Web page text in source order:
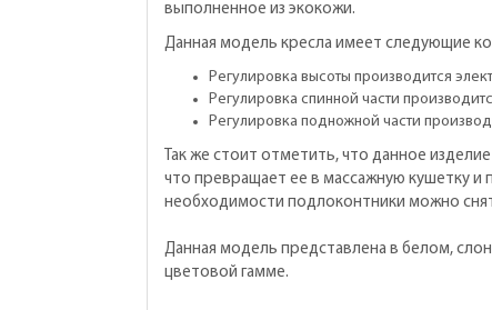
выполненное из экокожи.
Данная модель кресла имеет следующие
Регулировка высоты производится
Регулировка спинной части
Регулировка подножной части
Так же стоит отметить, что данное
что превращает ее в массажную кушетку
необходимости подлоконтники можно
Данная модель представлена в белом,
цветовой гамме.